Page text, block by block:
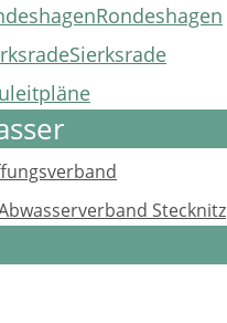
Rondeshagen
Sierksrade
Stecknitz